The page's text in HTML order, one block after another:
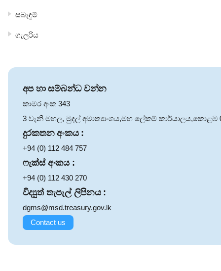
සබැඳුම්
ගැලරිය
අප හා සම්බන්ධ වන්න
කාමර අංක 343
3 වැනි මහල, මුදල් අමාත්‍යාංශය,මහ ලේකම් කාර්යාලය,කොළඹ
දුරකතන අංකය :
+94 (0) 112 484 757
ෆැක්ස් අංකය :
+94 (0) 112 430 270
විද්‍යුත් තැපැල් ලිපිනය :
dgms@msd.treasury.gov.lk
Contact us